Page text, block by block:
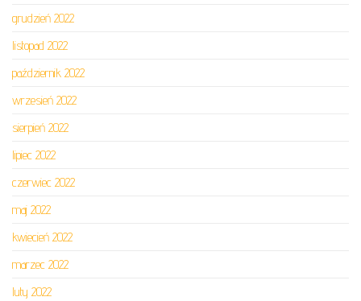
grudzień 2022
listopad 2022
październik 2022
wrzesień 2022
sierpień 2022
lipiec 2022
czerwiec 2022
maj 2022
kwiecień 2022
marzec 2022
luty 2022